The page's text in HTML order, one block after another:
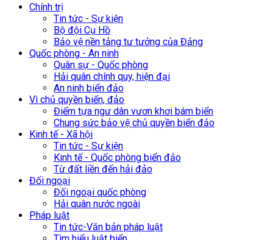
Chính trị
Tin tức - Sự kiện
Bộ đội Cụ Hồ
Bảo vệ nền tảng tư tưởng của Đảng
Quốc phòng - An ninh
Quân sự - Quốc phòng
Hải quân chính quy, hiện đại
An ninh biển đảo
Vì chủ quyền biển, đảo
Điểm tựa ngư dân vươn khơi bám biển
Chung sức bảo vệ chủ quyền biển đảo
Kinh tế - Xã hội
Tin tức - Sự kiện
Kinh tế - Quốc phòng biển đảo
Từ đất liền đến hải đảo
Đối ngoại
Đối ngoại quốc phòng
Hải quân nước ngoài
Pháp luật
Tin tức-Văn bản pháp luật